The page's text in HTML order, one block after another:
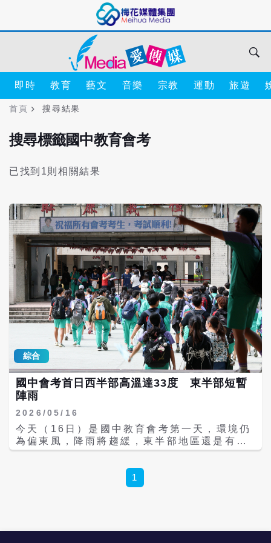
即時 教育 藝文 音樂 宗教 運動 旅遊
首頁 搜尋結果
搜尋標籤國中教育會考
已找到1則相關結果
綜合
國中會考首日西半部高溫達33度 東半部短暫
陣雨
2026/05/16
今天（16日）是國中教育會考第一天，環境仍
為偏東風，降雨將趨緩，東半部地區還是有局
部短暫陣雨，尤其清晨前東半部沿海地區仍有
及大臺北山區也有零星短暫陣雨，其他地區為
多雲到晴，中午過後南部地區及桃園以南山區
1